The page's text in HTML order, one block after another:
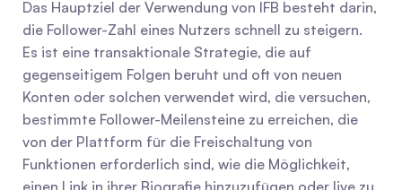
Das Hauptziel der Verwendung von IFB besteht darin,
die Follower-Zahl eines Nutzers schnell zu steigern.
Es ist eine transaktionale Strategie, die auf
gegenseitigem Folgen beruht und oft von neuen
Konten oder solchen verwendet wird, die versuchen,
bestimmte Follower-Meilensteine zu erreichen, die
von der Plattform für die Freischaltung von
Funktionen erforderlich sind, wie die Möglichkeit,
einen Link in ihrer Biografie hinzuzufügen oder live zu